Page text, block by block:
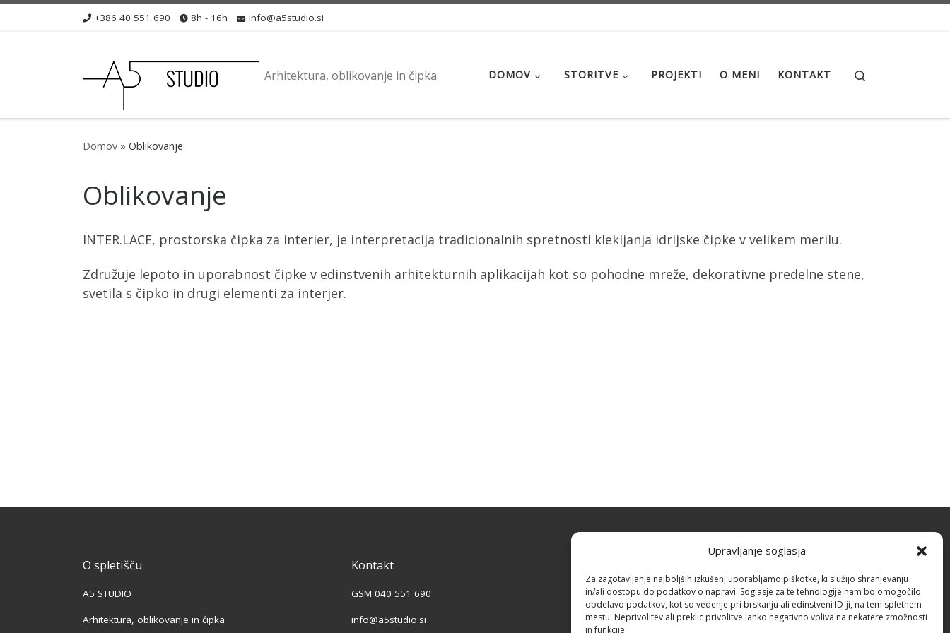
Upravljanje soglasja
Za zagotavljanje najboljših izkušenj uporabljamo piškotke, ki služijo shranjevanju
in/ali dostopu do podatkov o napravi. Soglasje za te tehnologije nam bo omogočilo
obdelavo podatkov, kot so vedenje pri brskanju ali edinstveni ID-ji, na tem spletnem
mestu. Neprivolitev ali preklic privolitve lahko negativno vpliva na nekatere zmožnosti
in funkcije.
Skip to content +386 40 551 690 8h - 16h info@a5studio.si
Arhitektura, oblikovanje in čipka DOMOV STORITVE PROJEKTI O MENI KONTAKT
Domov » Oblikovanje
Oblikovanje
INTER.LACE, prostorska čipka za interier, je interpretacija tradicionalnih spretnosti klekljanja idrijske čipke v velikem merilu.
Združuje lepoto in uporabnost čipke v edinstvenih arhitekturnih aplikacijah kot so pohodne mreže, dekorativne predelne stene,
svetila s čipko in drugi elementi za interjer.
O spletišču
A5 STUDIO
Arhitektura, oblikovanje in čipka
Kontakt
GSM 040 551 690
info@a5studio.si
A5 STUDIO, Anja Petek Ilešič s.p.
Došce 9, 1370 Logatec